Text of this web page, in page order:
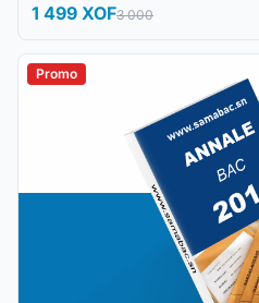
1 499 XOF3 000
Promo